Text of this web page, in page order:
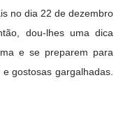
no dia 22 de dezembro
dou-lhes uma dica
e se preparem para
gostosas gargalhadas.